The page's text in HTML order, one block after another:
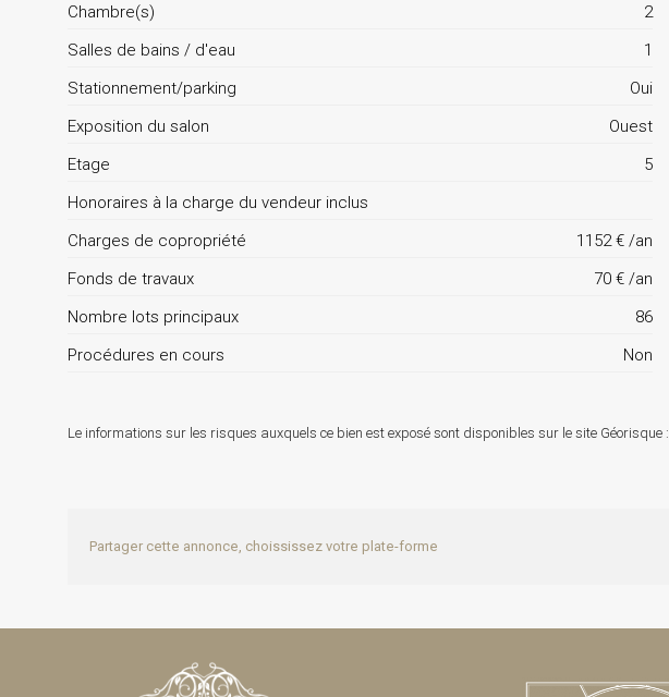
Chambre(s)
2
Salles de bains / d'eau
1
Stationnement/parking
Oui
Exposition du salon
Ouest
Etage
5
Honoraires à la charge du vendeur inclus
Charges de copropriété
1152 € /an
Fonds de travaux
70 € /an
Nombre lots principaux
86
Procédures en cours
Non
Le informations sur les risques auxquels ce bien est exposé sont disponibles sur le site Géorisque :
Partager cette annonce, choississez votre plate-forme